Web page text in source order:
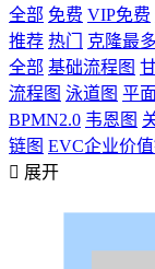
全部 免费 VIP免费
推荐 热门 克隆最多
全部 基础流程图
流程图 泳道图 平
BPMN2.0 韦恩图
链图 EVC企业价值
 展开